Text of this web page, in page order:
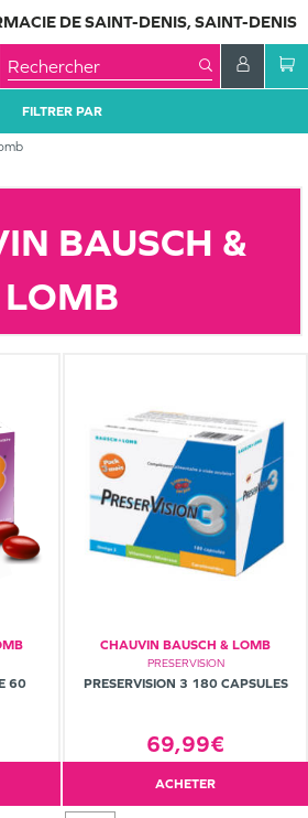
DE SAINT-DENIS, SAINT-DENIS
FILTRER PAR
BAUSCH &
LOMB
60
CHAUVIN BAUSCH & LOMB
PRESERVISION
PRESERVISION 3 180 CAPSULES
69,99€
ACHETER